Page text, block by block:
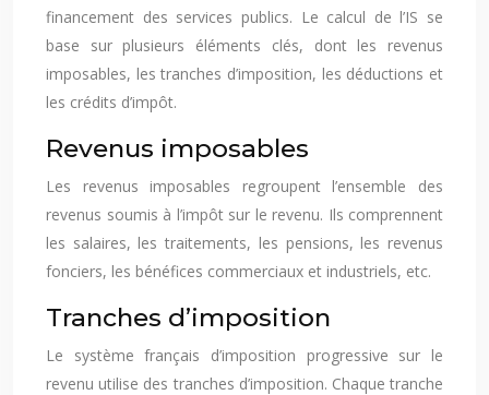
financement des services publics. Le calcul de l’IS se
base sur plusieurs éléments clés, dont les revenus
imposables, les tranches d’imposition, les déductions et
les crédits d’impôt.
Revenus imposables
Les revenus imposables regroupent l’ensemble des
revenus soumis à l’impôt sur le revenu. Ils comprennent
les salaires, les traitements, les pensions, les revenus
fonciers, les bénéfices commerciaux et industriels, etc.
Tranches d’imposition
Le système français d’imposition progressive sur le
revenu utilise des tranches d’imposition. Chaque tranche